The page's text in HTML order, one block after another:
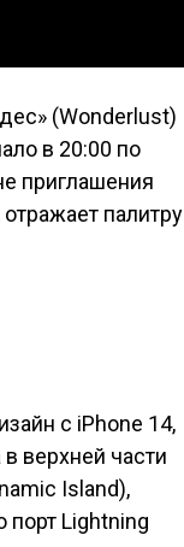
(Wonderlust)
в 20:00 по
приглашения
палитру
с iPhone 14,
верхней части
Island),
порт Lightning